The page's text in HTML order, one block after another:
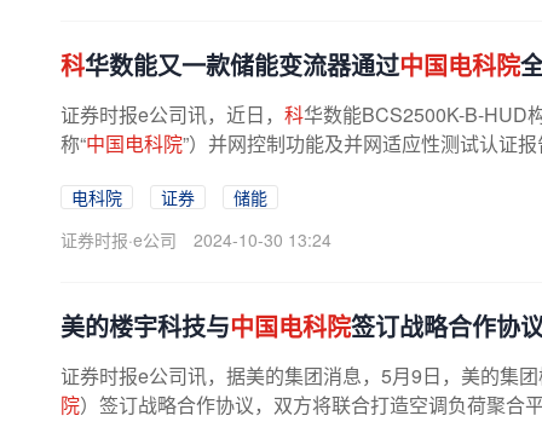
科华数能又一款储能变流器通过中国电科院
证券时报e公司讯，近日， 科华数能BCS2500K-B-HUD
称“中国电科院”）并网控制功能及并网适应性测试认证
电科院 证券
储能
证券时报·e公司
2024-10-30 13:24
美的楼宇科技与中国电科院签订战略合作协
证券时报e公司讯，据美的集团消息，5月9日，美的集
院）签订战略合作协议，双方将联合打造空调负荷聚合